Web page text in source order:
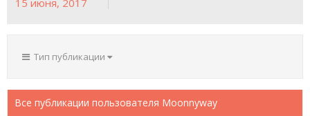
15 июня, 2017
Тип публикации
Все публикации пользователя Moonnyway